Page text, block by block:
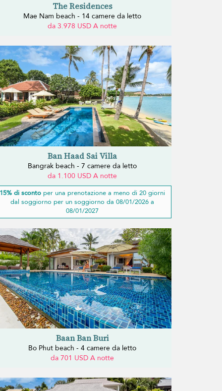
The Residences
Mae Nam beach - 14 camere da letto
da 3.978 USD A notte
Ban Haad Sai Villa
Bangrak beach - 7 camere da letto
da 1.100 USD A notte
15% di sconto per una prenotazione a meno di 20 giorni
dal soggiorno per un soggiorno da 08/01/2026 a
08/01/2027
Baan Ban Buri
Bo Phut beach - 4 camere da letto
da 701 USD A notte